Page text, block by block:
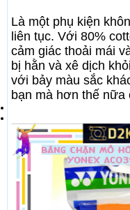
Là một phụ kiện
liên tục. Với 80%
cảm giác thoải mái
bị hằn và xê dịch
với bảy màu sắc
bạn mà hơn thế nữa